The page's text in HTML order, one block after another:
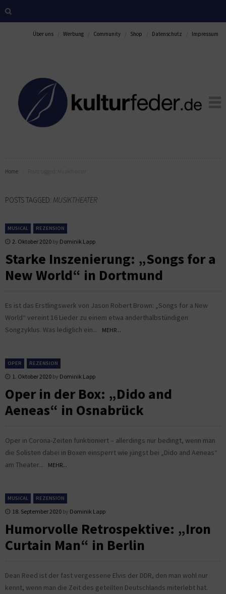
Über uns Werbung Community Shop Datenschutz Impressum
Home
POSTS TAGGED: MUSIKTHEATER
MUSICAL REZENSION
2. Oktober 2020 by Dominik Lapp
Starke Inszenierung: „Songs for a
New World“ in Dortmund
Es ist das Erstlingswerk von Jason Robert Brown: „Songs for a New
World“ vereint 16 Lieder zu einem etwa anderthalbstündigen
Songzyklus. Was lediglich ein...
MEHR...
OPER REZENSION
1. Oktober 2020 by Dominik Lapp
Oper in der Box: „Dido and
Aeneas“ in Osnabrück
Oper in Corona-Zeiten funktioniert – allerdings nur bedingt, wenn man
die Solisten dabei in Boxen einsperrt wie jüngst bei „Dido and Aeneas“
am Theater...
MEHR...
MUSICAL REZENSION
18. September 2020 by Dominik Lapp
Humorvolle Retrospektive: „Iron
Curtain Man“ in Berlin
Dean Reed ist der fast vergessene Elvis der DDR, den man wohl nur
kennt, wenn man die Zeit des geteilten Deutschlands miterlebt hat.